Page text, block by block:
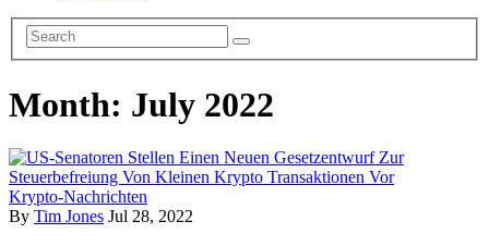
Month: July 2022
Krypto-Nachrichten
By Tim Jones Jul 28, 2022